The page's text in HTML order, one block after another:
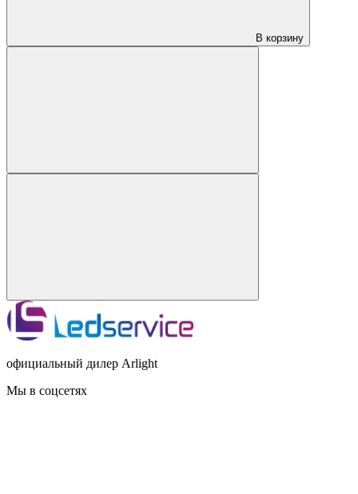
В корзину
официальный дилер Arlight
Мы в соцсетях